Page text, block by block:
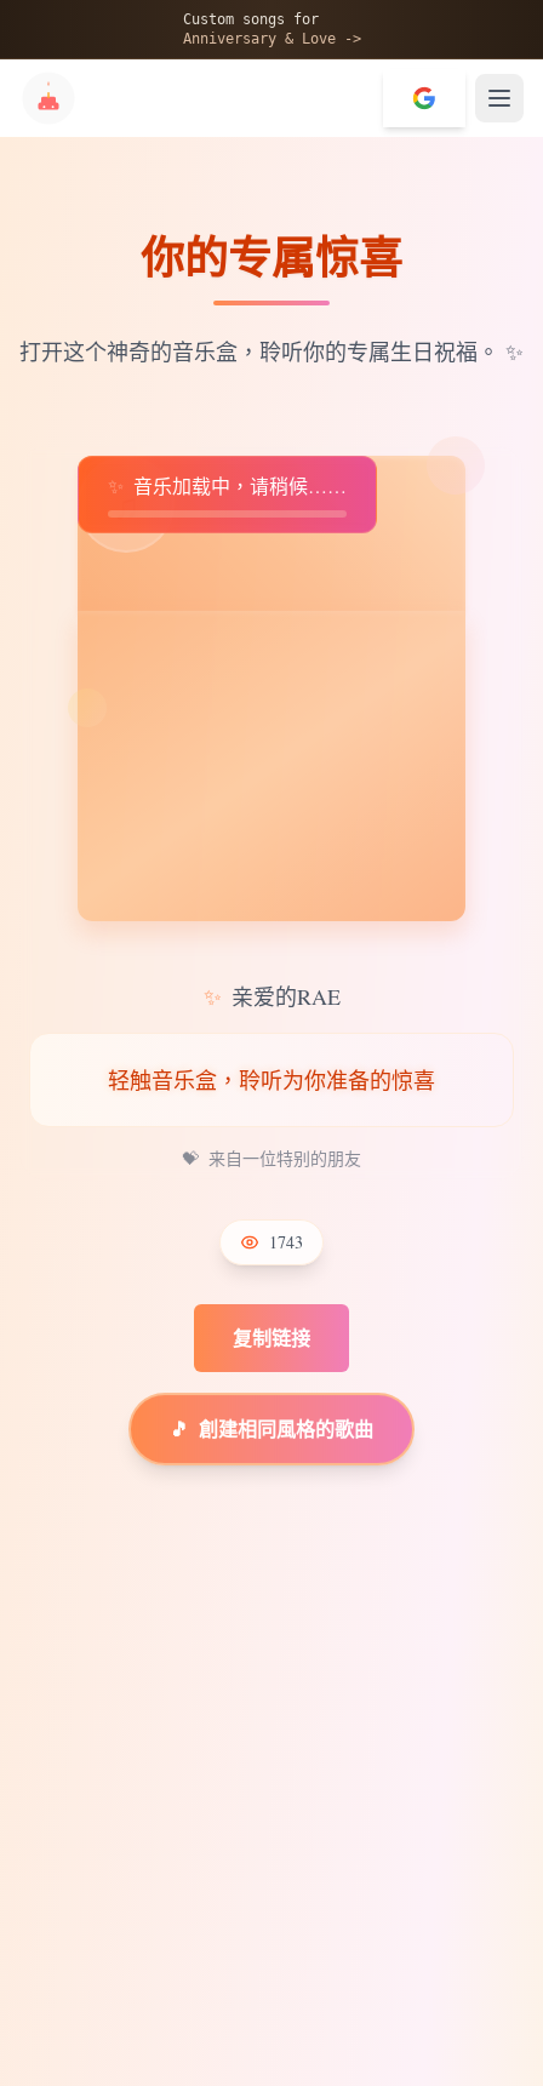
Custom songs for
Anniversary & Love ->
💝
你的专属惊喜
打开这个神奇的音乐盒，聆听你的专属生日祝福。 ✨
♫
✨ 音乐加载中，请稍候……
✨ 亲爱的RAE
轻触音乐盒，聆听为你准备的惊喜
💝 来自一位特别的朋友
1743
复制链接
🎵 創建相同風格的歌曲